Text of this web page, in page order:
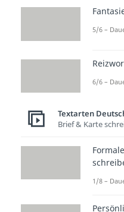
—
5/6 –
6/6 –
Textarten
Brief & Karte
1/8 –